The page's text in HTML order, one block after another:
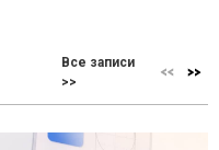
Все записи
>>